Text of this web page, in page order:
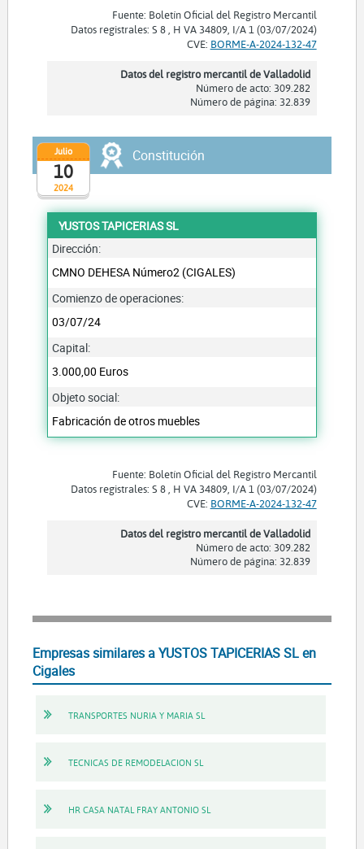
Fuente: Boletín Oficial del Registro Mercantil
Datos registrales: S 8 , H VA 34809, I/A 1 (03/07/2024)
CVE: BORME-A-2024-132-47
Datos del registro mercantil de Valladolid
Número de acto: 309.282
Número de página: 32.839
2024
Julio
10
Constitución
YUSTOS TAPICERIAS SL
Dirección:
CMNO DEHESA Número2 (CIGALES)
Comienzo de operaciones:
03/07/24
Capital:
3.000,00 Euros
Objeto social:
Fabricación de otros muebles
Fuente: Boletín Oficial del Registro Mercantil
Datos registrales: S 8 , H VA 34809, I/A 1 (03/07/2024)
CVE: BORME-A-2024-132-47
Datos del registro mercantil de Valladolid
Número de acto: 309.282
Número de página: 32.839
Empresas similares a YUSTOS TAPICERIAS SL en
Cigales
TRANSPORTES NURIA Y MARIA SL
TECNICAS DE REMODELACION SL
HR CASA NATAL FRAY ANTONIO SL